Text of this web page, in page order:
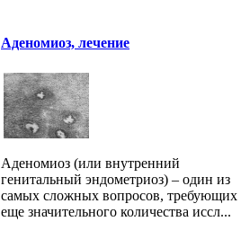
Аденомиоз, лечение
Аденомиоз (или внутренний
генитальный эндометриоз) – один из
самых сложных вопросов, требующих
еще значительного количества иссл...